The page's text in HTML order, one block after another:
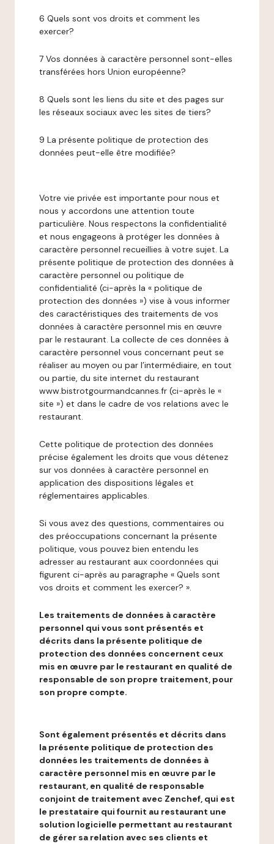
6 Quels sont vos droits et comment les
exercer?
7 Vos données à caractère personnel sont-elles
transférées hors Union européenne?
8 Quels sont les liens du site et des pages sur
les réseaux sociaux avec les sites de tiers?
9 La présente politique de protection des
données peut-elle être modifiée?
Votre vie privée est importante pour nous et
nous y accordons une attention toute
particulière. Nous respectons la confidentialité
et nous engageons à protéger les données à
caractère personnel recueillies à votre sujet. La
présente politique de protection des données à
caractère personnel ou politique de
confidentialité (ci-après la « politique de
protection des données ») vise à vous informer
des caractéristiques des traitements de vos
données à caractère personnel mis en œuvre
par le restaurant. La collecte de ces données à
caractère personnel vous concernant peut se
réaliser au moyen ou par l’intermédiaire, en tout
ou partie, du site internet du restaurant
www.bistrotgourmandcannes.fr (ci-après le «
site ») et dans le cadre de vos relations avec le
restaurant.
Cette politique de protection des données
précise également les droits que vous détenez
sur vos données à caractère personnel en
application des dispositions légales et
réglementaires applicables.
Si vous avez des questions, commentaires ou
des préoccupations concernant la présente
politique, vous pouvez bien entendu les
adresser au restaurant aux coordonnées qui
figurent ci-après au paragraphe « Quels sont
vos droits et comment les exercer? ».
Les traitements de données à caractère
personnel qui vous sont présentés et
décrits dans la présente politique de
protection des données concernent ceux
mis en œuvre par le restaurant en qualité de
responsable de son propre traitement, pour
son propre compte.
Sont également présentés et décrits dans
la présente politique de protection des
données les traitements de données à
caractère personnel mis en œuvre par le
restaurant, en qualité de responsable
conjoint de traitement avec Zenchef, qui est
le prestataire qui fournit au restaurant une
solution logicielle permettant au restaurant
de gérer sa relation avec ses clients et